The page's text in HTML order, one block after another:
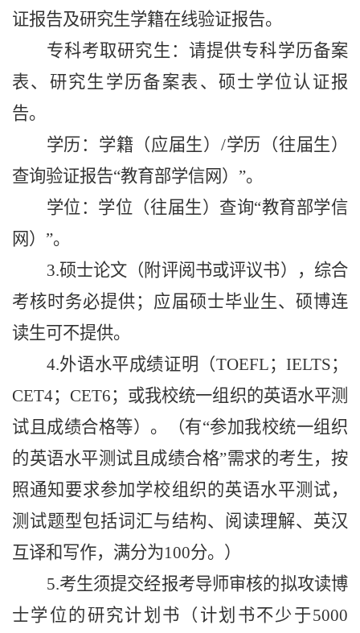
证报告及研究生学籍在线验证报告。
专科考取研究生：请提供专科学历备案
表、研究生学历备案表、硕士学位认证报
告。
学历：学籍 （应届生） /学历 （往届生）
查询验证报告“教育部学信网 ） ”。
学位：学位 （往届生） 查询“教育部学信
网 ） ”。
3.硕士论文（附评阅书或评议书），综合
考核时务必提供；应届硕士毕业生、硕博连
读生可不提供。
4.外语水平成绩证明（TOEFL；IELTS；
CET4；CET6；或我校统一组织的英语水平测
试且成绩合格等）。（有“参加我校统一组织
的英语水平测试且成绩合格”需求的考生，按
照通知要求参加学校组织的英语水平测试，
测试题型包括词汇与结构、阅读理解、英汉
互译和写作，满分为100分。）
5.考生须提交经报考导师审核的拟攻读博
士学位的研究计划书（计划书不少于5000